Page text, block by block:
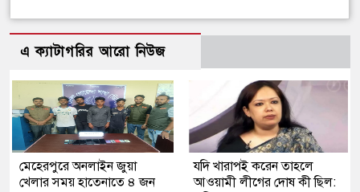
এ ক্যাটাগরির আরো নিউজ
মেহেরপুরে অনলাইন জুয়া
খেলার সময় হাতেনাতে ৪ জন
যদি খারাপই করেন তাহলে
আওয়ামী লীগের দোষ কী ছিল: